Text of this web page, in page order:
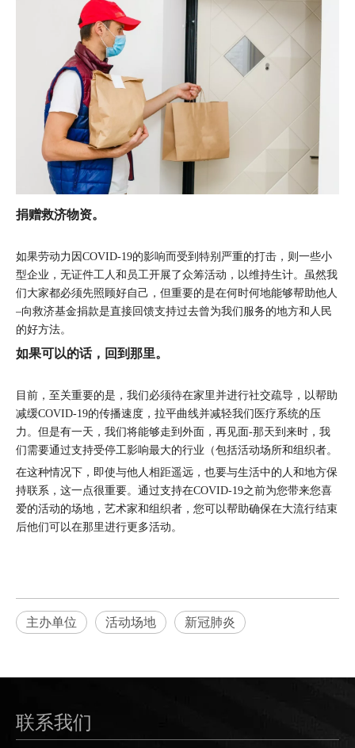
捐赠救济物资。
如果劳动力因COVID-19的影响而受到特别严重的打击，则一些小
型企业，无证件工人和员工开展了众筹活动，以维持生计。虽然我
们大家都必须先照顾好自己，但重要的是在何时何地能够帮助他人
–向救济基金捐款是直接回馈支持过去曾为我们服务的地方和人民
的好方法。
如果可以的话，回到那里。
目前，至关重要的是，我们必须待在家里并进行社交疏导，以帮助
减缓COVID-19的传播速度，拉平曲线并减轻我们医疗系统的压
力。但是有一天，我们将能够走到外面，再见面-那天到来时，我
们需要通过支持受停工影响最大的行业（包括活动场所和组织者。
在这种情况下，即使与他人相距遥远，也要与生活中的人和地方保
持联系，这一点很重要。通过支持在COVID-19之前为您带来您喜
爱的活动的场地，艺术家和组织者，您可以帮助确保在大流行结束
后他们可以在那里进行更多活动。
主办单位 活动场地 新冠肺炎
联系我们